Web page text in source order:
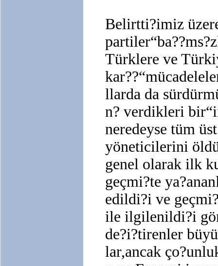
Belirtti?imiz
Türklere ve
llarda da
n? verdikleri
neredeyse tüm
yöneticilerini
genel olarak ilk
geçmi?te
edildi?i ve
ile ilgilenildi?i
de?i?tirenler
lar,ancak